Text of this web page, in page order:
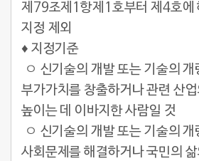
제79조제1항제1호부터 제4호에
지정 제외
♦ 지정기준
ㅇ 신기술의 개발 또는 기술의
부가가치를 창출하거나 관련 산
높이는 데 이바지한 사람일 것
ㅇ 신기술의 개발 또는 기술의 개
사회문제를 해결하거나 국민의 삶